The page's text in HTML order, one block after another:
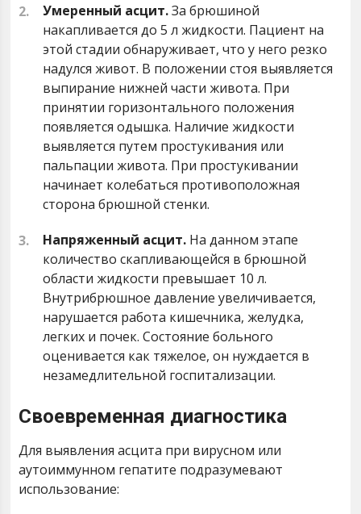
Умеренный асцит.За брюшиной
накапливается до 5 л жидкости. Пациент на
этой стадии обнаруживает, что у него резко
надулся живот. В положении стоя выявляется
выпирание нижней части живота. При
принятии горизонтального положения
появляется одышка. Наличие жидкости
выявляется путем простукивания или
пальпации живота. При простукивании
начинает колебаться противоположная
сторона брюшной стенки.
Напряженный асцит. На данном этапе
количество скапливающейся в брюшной
области жидкости превышает 10 л.
Внутрибрюшное давление увеличивается,
нарушается работа кишечника, желудка,
легких и почек. Состояние больного
оценивается как тяжелое, он нуждается в
незамедлительной госпитализации.
Своевременная диагностика
Для выявления асцита при вирусном или
аутоиммунном гепатите подразумевают
использование: